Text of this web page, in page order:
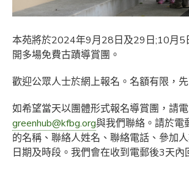
本苑將於2024年9月28日及29日;10月5
開多場免費古蹟導賞團。
歡迎公眾人士於網上報名。名額有限，先
如希望當天以團體形式報名導賞團，請
greenhub@kfbg.org與我們聯絡。請於電
的名稱、聯絡人姓名、聯絡電話、參加
日期及時段。我們會在收到電郵後3天內